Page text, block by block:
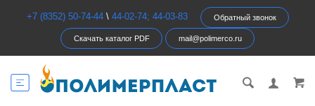
+7 (8352) 50-74-44\ 44-02-74; 44-03-83 Обратный звонок
Скачать каталог PDF mail@polimerco.ru